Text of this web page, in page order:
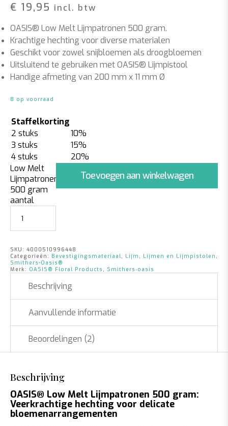
€ 19,95 incl. btw
OASIS® Low Melt Lijmpatronen 500 gram.
Krachtige hechting voor diverse materialen
Geschikt voor zowel snijbloemen als droogbloemen
Uitsluitend te gebruiken met OASIS® Lijmpistool
Handige afmeting van 200 mm x 11 mm Ø
8 op voorraad
Staffelkorting
2 stuks
10%
3 stuks
15%
4 stuks
20%
Low Melt
Lijmpatronen
500 gram
aantal
Toevoegen aan winkelwagen
SKU: 4000510996448
Categorieën: Bevestigingsmateriaal, Lijm , Lijmen en Lijmpistolen ,
Smithers-Oasis®
Merk: OASIS® Floral Products , Smithers‑oasis
Beschrijving
Aanvullende informatie
Beoordelingen (2)
Beschrijving
OASIS® Low Melt Lijmpatronen 500 gram:
Veerkrachtige hechting voor delicate
bloemenarrangementen